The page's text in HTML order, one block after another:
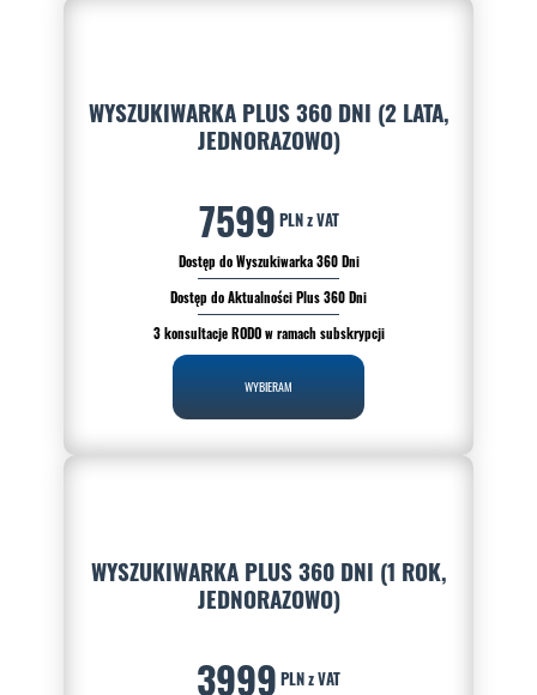
WYSZUKIWARKA PLUS 360 DNI (2 LATA,
JEDNORAZOWO)
7599 PLN z VAT
Dostęp do Wyszukiwarka 360 Dni
Dostęp do Aktualności Plus 360 Dni
3 konsultacje RODO w ramach subskrypcji
WYBIERAM
WYSZUKIWARKA PLUS 360 DNI (1 ROK,
JEDNORAZOWO)
3999 PLN z VAT